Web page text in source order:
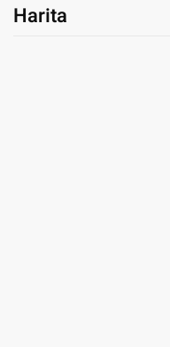
Harita